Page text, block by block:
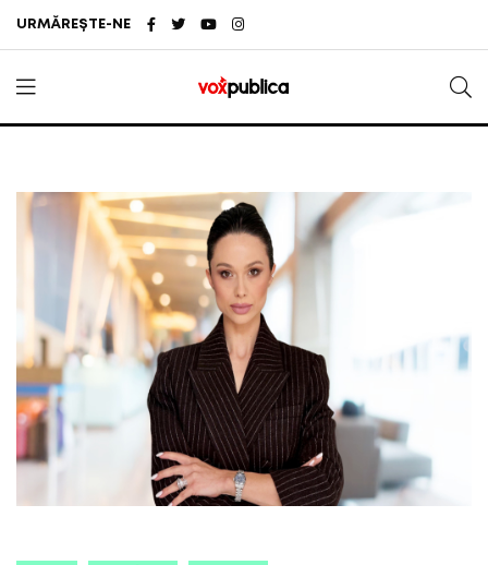
URMĂREȘTE-NE